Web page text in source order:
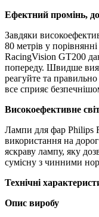
Ефектний промінь,
Завдяки
80 метрів у
RacingVision GT200
попереду. Швидше
реагуйте та
все сприяє
Високоефективне
Лампи для фар Philips
використання на
яскраву лампу, яку
сумісну з чинними
Технічні
Опис виробу